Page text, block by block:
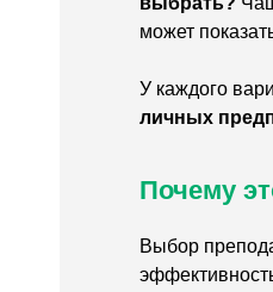
может
У каждого
личных
Почему
Выбор